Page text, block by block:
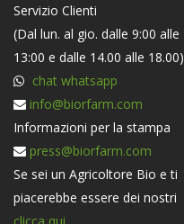
Servizio Clienti
(Dal lun. al gio. dalle 9:00 alle
13:00 e dalle 14.00 alle 18.00)
chat whatsapp
info@biorfarm.com
Informazioni per la stampa
press@biorfarm.com
Se sei un Agricoltore Bio e ti
piacerebbe essere dei nostri